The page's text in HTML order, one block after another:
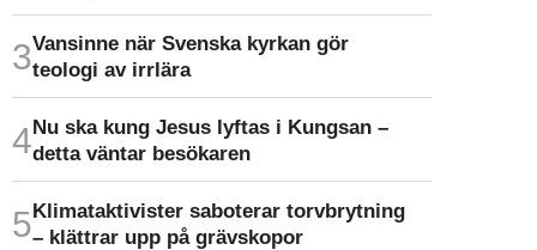
Vansinne när Svenska kyrkan gör
teologi av irrlära
Nu ska kung Jesus lyftas i Kungsan –
detta väntar besökaren
Klimat­aktivister saboterar torv­brytning
– klättrar upp på gräv­skopor